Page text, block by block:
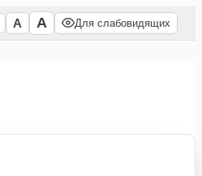
А А Для слабовидящих